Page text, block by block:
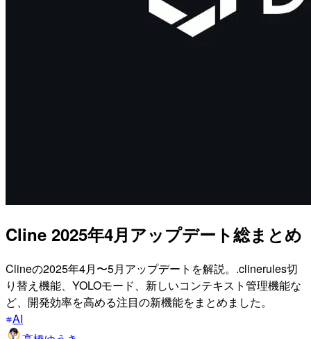
Cline 2025年4月アップデート総まとめ
Clineの2025年4月〜5月アップデートを解説。.clinerules切
り替え機能、YOLOモード、新しいコンテキスト管理機能な
ど、開発効率を高める注目の新機能をまとめました。
AI